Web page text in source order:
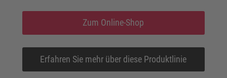
Zum Online-Shop
Erfahren Sie mehr über diese Produktlinie